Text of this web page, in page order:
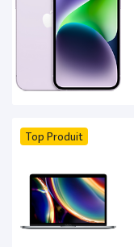
Top Produit